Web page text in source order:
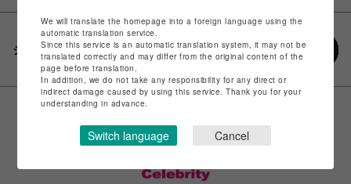
シェアする
We will translate the homepage into a foreign language using the
automatic translation service.
Since this service is an automatic translation system, it may not be
translated correctly and may differ from the original content of the
page before translation.
In addition, we do not take any responsibility for any direct or
indirect damage caused by using this service. Thank you for your
understanding in advance.
Switch language Cancel